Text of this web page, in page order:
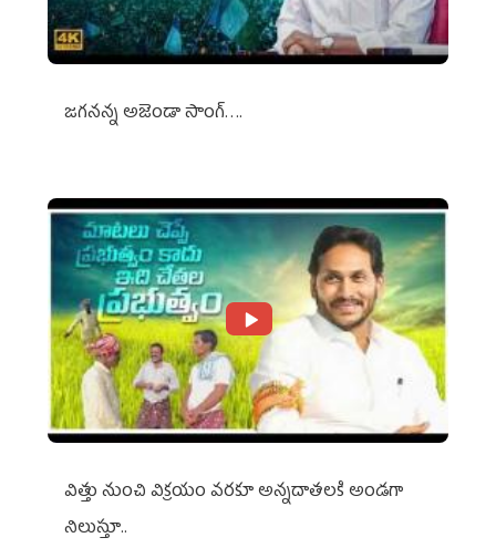
జగనన్న అజెండా సాంగ్….
విత్తు నుంచి విక్రయం వరకూ అన్నదాతలకి అండగా
నిలుస్తూ..